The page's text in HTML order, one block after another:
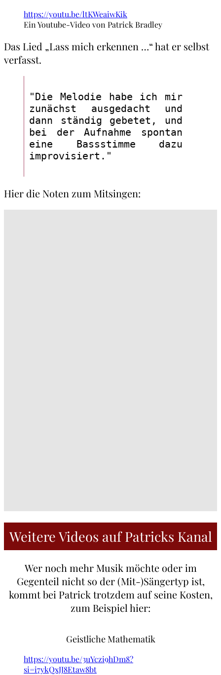
https://youtu.be/ltKWeaiwKik
Ein Youtube-Video von Patrick Bradley
Das Lied „Lass mich erkennen …“ hat er selbst
verfasst.
"Die Melodie habe ich mir
zunächst ausgedacht und
dann ständig gebetet, und
bei der Aufnahme spontan
eine Bassstimme dazu
improvisiert."
Hier die Noten zum Mitsingen:
Weitere Videos auf Patricks Kanal
Wer noch mehr Musik möchte oder im
Gegenteil nicht so der (Mit-)Sängertyp ist,
kommt bei Patrick trotzdem auf seine Kosten,
zum Beispiel hier:
Geistliche Mathematik
https://youtu.be/3uYczi9hDm8?
si=i7ykQxJJ8Etaw8bt